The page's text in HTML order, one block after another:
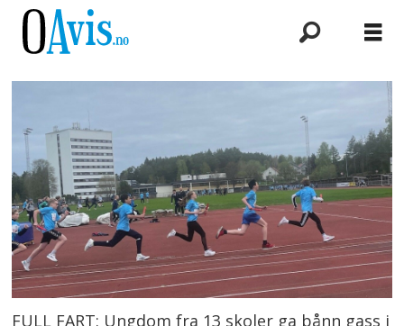
FULL FART: Ungdom fra 13 skoler ga bånn gass i